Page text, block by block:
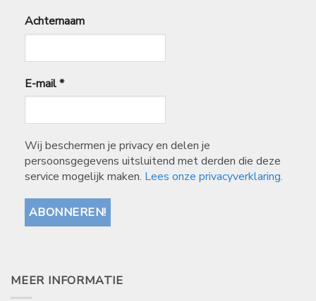
Achternaam
E-mail*
Wij beschermen je privacy en delen je
persoonsgegevens uitsluitend met derden die deze
service mogelijk maken. Lees onze privacyverklaring.
MEER INFORMATIE